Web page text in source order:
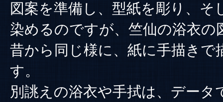
図案を準備し、型紙を彫り、そ
染めるのですが、竺仙の浴衣の
昔から同じ様に、紙に手描きで
す。
別誂えの浴衣や手拭は、データ